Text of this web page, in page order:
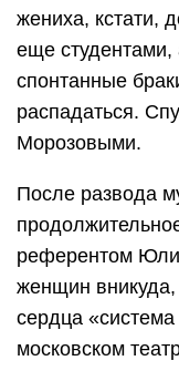
жениха, кстати,
еще
спонтанные
распадаться.
Морозовыми.
После развода
референтом
женщин вникуда,
сердца
московском